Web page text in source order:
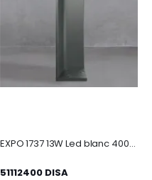
EXPO 1737 13W Led blanc 4000K graphite
51112400 DISA